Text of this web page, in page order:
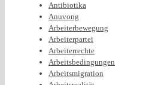
Antibiotika
Anuvong
Arbeiterbewegung
Arbeiterpartei
Arbeiterrechte
Arbeitsbedingungen
Arbeitsmigration